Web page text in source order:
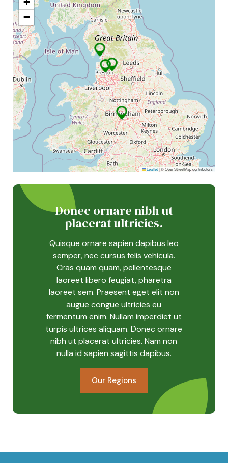
−
Leaflet|© OpenStreetMap contributors
Donec ornare nibh ut
placerat ultricies.
Quisque ornare sapien dapibus leo
semper, nec cursus felis vehicula.
Cras quam quam, pellentesque
laoreet libero feugiat, pharetra
laoreet sem. Praesent eget elit non
augue congue ultricies eu
fermentum enim. Nullam imperdiet ut
turpis ultrices aliquam. Donec ornare
nibh ut placerat ultricies. Nam non
nulla id sapien sagittis dapibus.
Our Regions